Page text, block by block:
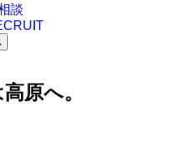
談
原へ。